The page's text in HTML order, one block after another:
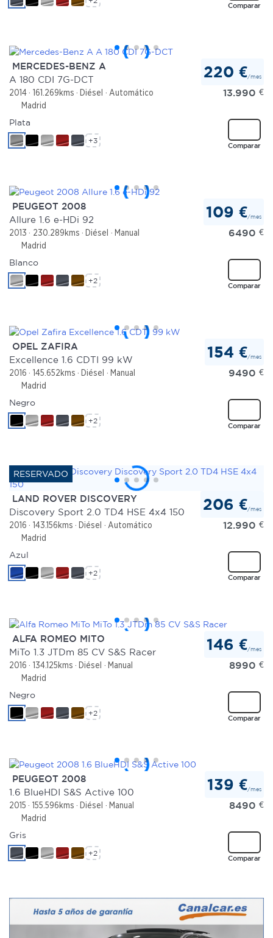
Comparar
MERCEDES-BENZ A
A 180 CDI 7G-DCT
2014 161.269kms Diésel
Automático
Madrid
220 €/mes
13.990 €
Comparar
Plata
+3
PEUGEOT 2008
Allure 1.6 e-HDi 92
2013 230.289kms Diésel
Manual
Madrid
109 €/mes
6490 €
Comparar
Blanco
+2
OPEL ZAFIRA
Excellence 1.6 CDTI 99 kW
2016 145.652kms Diésel
Manual
Madrid
154 €/mes
9490 €
Comparar
Negro
+2
LAND ROVER DISCOVERY
Discovery Sport 2.0 TD4 HSE 4x4 150
2016 143.156kms Diésel
Automático
Madrid
206 €/mes
12.990 €
Comparar
Azul
+2
ALFA ROMEO MITO
MiTo 1.3 JTDm 85 CV S&S Racer
2016 134.125kms Diésel
Manual
Madrid
146 €/mes
8990 €
Comparar
Negro
+2
PEUGEOT 2008
1.6 BlueHDI S&S Active 100
2015 155.596kms Diésel
Manual
Madrid
139 €/mes
8490 €
Comparar
Gris
+2